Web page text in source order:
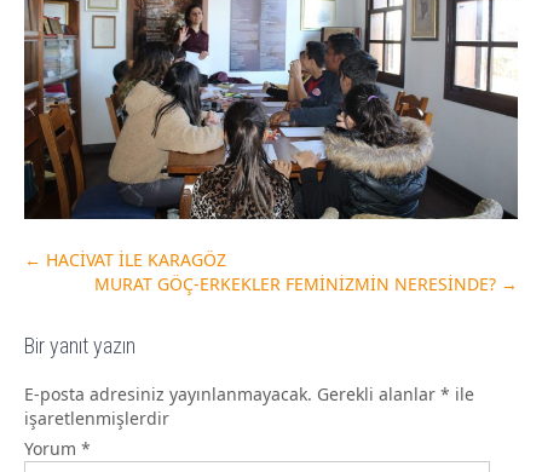
← HACİVAT İLE KARAGÖZ
MURAT GÖÇ-ERKEKLER FEMİNİZMİN NERESİNDE? →
Bir yanıt yazın
E-posta adresiniz yayınlanmayacak. Gerekli alanlar * ile
işaretlenmişlerdir
Yorum *